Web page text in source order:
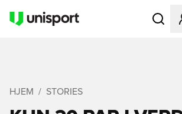
Åbner
HJEM STORIES